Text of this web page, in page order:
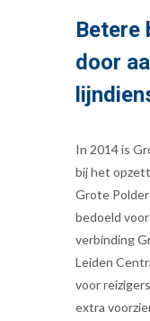
Betere
door
In 2014 is
bij het
Grote Polder
bedoeld
verbinding
Leiden
voor
extra